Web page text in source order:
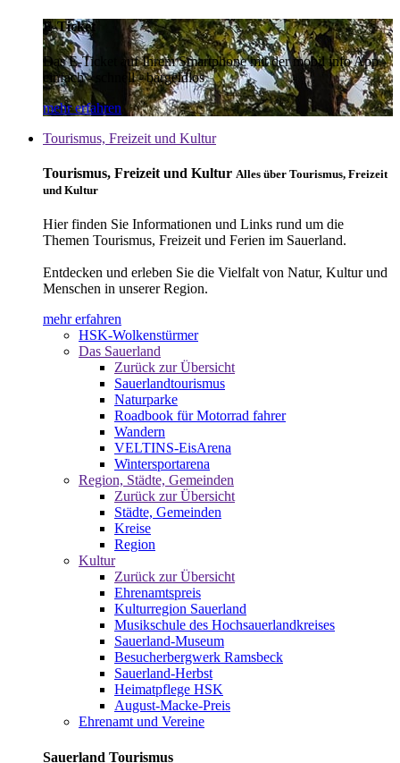
E-Ticket
Das E-Ticket auf Ihrem Smartphone mit der mobil info App -
einfach - schnell - bargeldlos
mehr erfahren
Tourismus, Freizeit und Kultur
Tourismus, Freizeit und Kultur Alles über Tourismus, Freizeit
und Kultur
Hier finden Sie Informationen und Links rund um die
Themen Tourismus, Freizeit und Ferien im Sauerland.
Entdecken und erleben Sie die Vielfalt von Natur, Kultur und
Menschen in unserer Region.
mehr erfahren
HSK-Wolkenstürmer
Das Sauerland
Zurück zur Übersicht
Sauerlandtourismus
Naturparke
Roadbook für Motorrad fahrer
Wandern
VELTINS-EisArena
Wintersportarena
Region, Städte, Gemeinden
Zurück zur Übersicht
Städte, Gemeinden
Kreise
Region
Kultur
Zurück zur Übersicht
Ehrenamtspreis
Kulturregion Sauerland
Musikschule des Hochsauerlandkreises
Sauerland-Museum
Besucherbergwerk Ramsbeck
Sauerland-Herbst
Heimatpflege HSK
August-Macke-Preis
Ehrenamt und Vereine
Sauerland Tourismus